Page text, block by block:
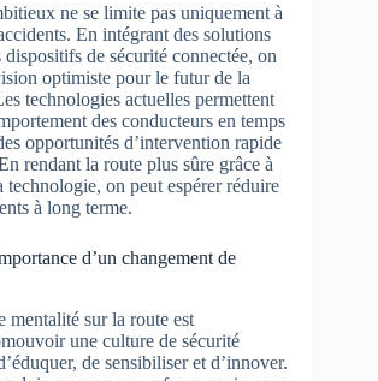
ne se limite pas uniquement à
En intégrant des solutions
de sécurité connectée, on
optimiste pour le futur de la
technologies actuelles permettent
des conducteurs en temps
opportunités d’intervention rapide
rendant la route plus sûre grâce à
technologie, on peut espérer réduire
à long terme.
d’un changement de
mentalité sur la route est
une culture de sécurité
de sensibiliser et d’innover.